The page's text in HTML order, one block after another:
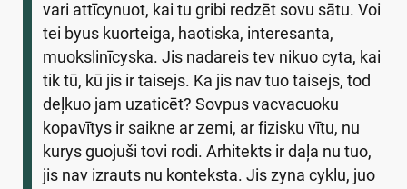
vari attīcynuot, kai tu gribi redzēt sovu sātu. Voi
tei byus kuorteiga, haotiska, interesanta,
muokslinīcyska. Jis nadareis tev nikuo cyta, kai
tik tū, kū jis ir taisejs. Ka jis nav tuo taisejs, tod
deļkuo jam uzaticēt? Sovpus vacvacuoku
kopavītys ir saikne ar zemi, ar fizisku vītu, nu
kurys guojuši tovi rodi. Arhitekts ir daļa nu tuo,
jis nav izrauts nu konteksta. Jis zyna cyklu, juo